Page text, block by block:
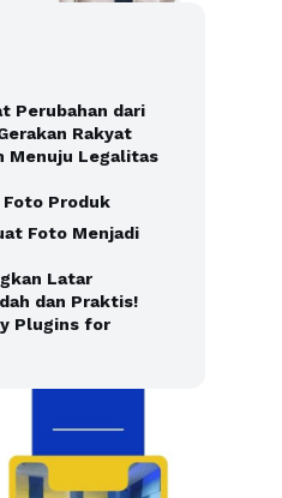
Perubahan dari
Rakyat
Menuju Legalitas
Produk
Foto Menjadi
Latar
dan Praktis!
Plugins for